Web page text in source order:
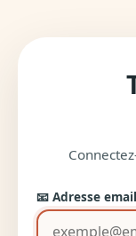
📧 Adresse email